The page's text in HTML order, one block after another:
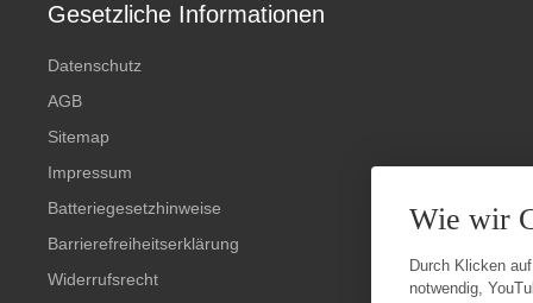
Gesetzliche Informationen
Datenschutz
AGB
Sitemap
Impressum
Batteriegesetzhinweise
Barrierefreiheitserklärung
Widerrufsrecht
Wie wir
Durch Klicken
notwendig,